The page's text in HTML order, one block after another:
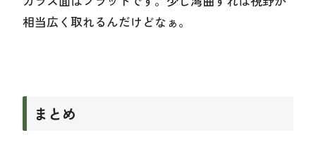
相当広く取れるんだけどなぁ。
まとめ